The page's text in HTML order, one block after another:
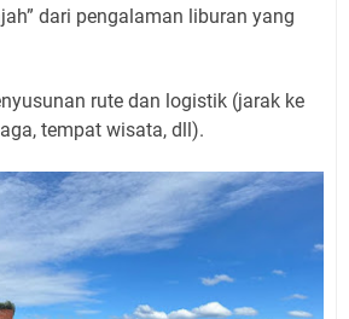
dari pengalaman liburan yang
rute dan logistik (jarak ke
tempat wisata, dll).